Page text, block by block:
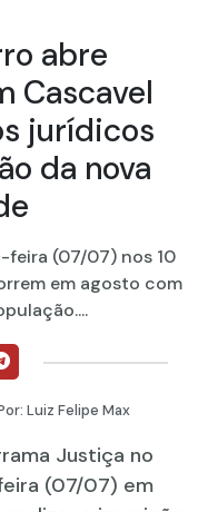
abre
Cascavel
jurídicos
da nova
(07/07) nos 10
em agosto com
Luiz Felipe Max
Justiça no
(07/07) em